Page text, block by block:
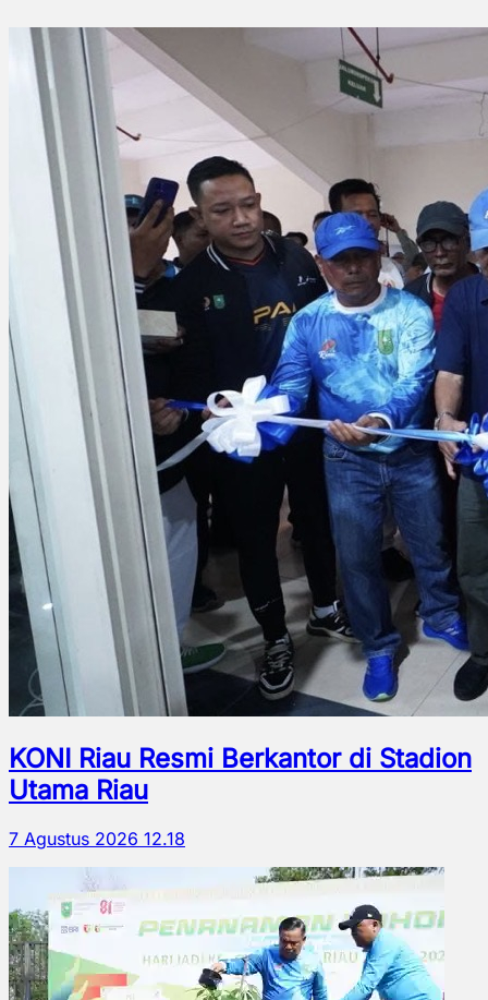
KONI Riau Resmi Berkantor di Stadion
Utama Riau
7 Agustus 2026 12.18